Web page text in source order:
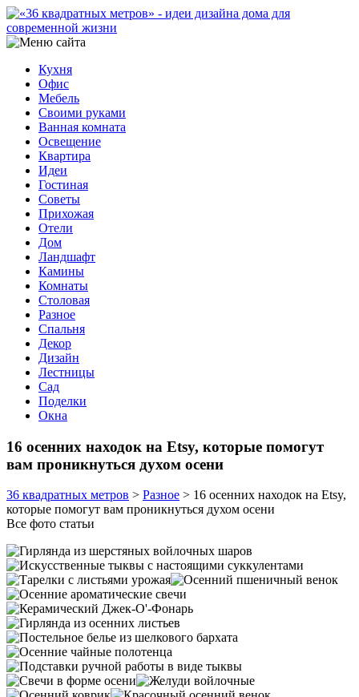
Кухня
Офис
Мебель
Своими руками
Ванная комната
Освещение
Квартира
Идеи
Гостиная
Советы
Прихожая
Отели
Дом
Ландшафт
Камины
Комнаты
Столовая
Разное
Спальня
Декор
Дизайн
Лестницы
Сад
Поделки
Окна
16 осенних находок на Etsy, которые помогут
вам проникнуться духом осени
36 квадратных метров > Разное > 16 осенних находок на Etsy,
которые помогут вам проникнуться духом осени
Все фото статьи